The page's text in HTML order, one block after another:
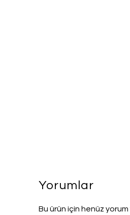
Yorumlar
Bu ürün için henüz yorum